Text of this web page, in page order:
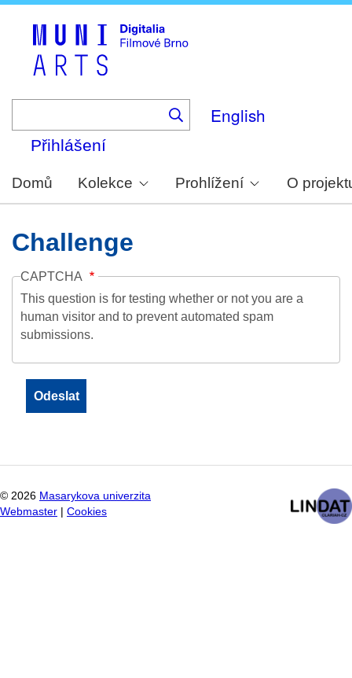
English
Přihlášení
Domů Kolekce Prohlížení O
Challenge
CAPTCHA
This question is for testing whether or not you are a
human visitor and to prevent automated spam
submissions.
© 2026 Masarykova univerzita
Webmaster
Cookies